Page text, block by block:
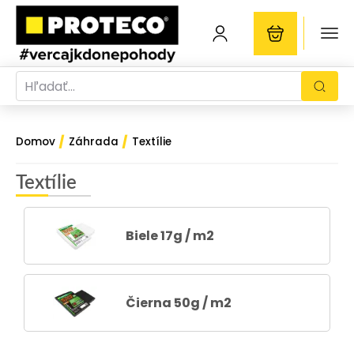
Domov / Záhrada / Textílie
Textílie
Biele 17g / m2
Čierna 50g / m2